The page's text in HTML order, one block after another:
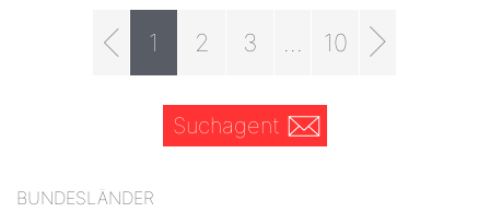
1 2 3 10
Suchagent
BUNDESLÄNDER